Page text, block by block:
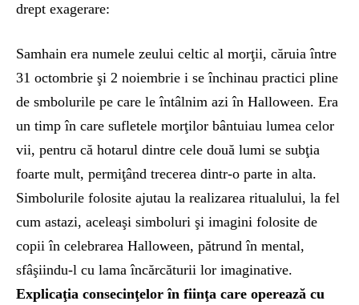
drept exagerare:
Samhain era numele zeului celtic al morţii, căruia între
31 octombrie şi 2 noiembrie i se închinau practici pline
de smbolurile pe care le întâlnim azi în Halloween. Era
un timp în care sufletele morţilor bântuiau lumea celor
vii, pentru că hotarul dintre cele două lumi se subţia
foarte mult, permiţând trecerea dintr-o parte in alta.
Simbolurile folosite ajutau la realizarea ritualului, la fel
cum astazi, aceleaşi simboluri şi imagini folosite de
copii în celebrarea Halloween, pătrund în mental,
sfâşiindu-l cu lama încărcăturii lor imaginative.
Explicaţia consecinţelor în fiinţa care operează cu